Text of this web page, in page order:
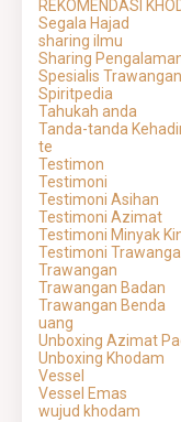
REKOMENDASI
Segala Hajad
sharing ilmu
Sharing
Spesialis Trawangan
Spiritpedia
Tahukah anda
Tanda-tanda
te
Testimon
Testimoni
Testimoni Asihan
Testimoni Azimat
Testimoni Minyak
Testimoni
Trawangan
Trawangan Badan
Trawangan Benda
uang
Unboxing Azimat
Unboxing Khodam
Vessel
Vessel Emas
wujud khodam